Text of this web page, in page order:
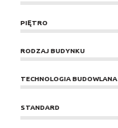
PIĘTRO
RODZAJ BUDYNKU
TECHNOLOGIA BUDOWLANA
STANDARD